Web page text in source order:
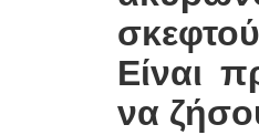
Είναι
να